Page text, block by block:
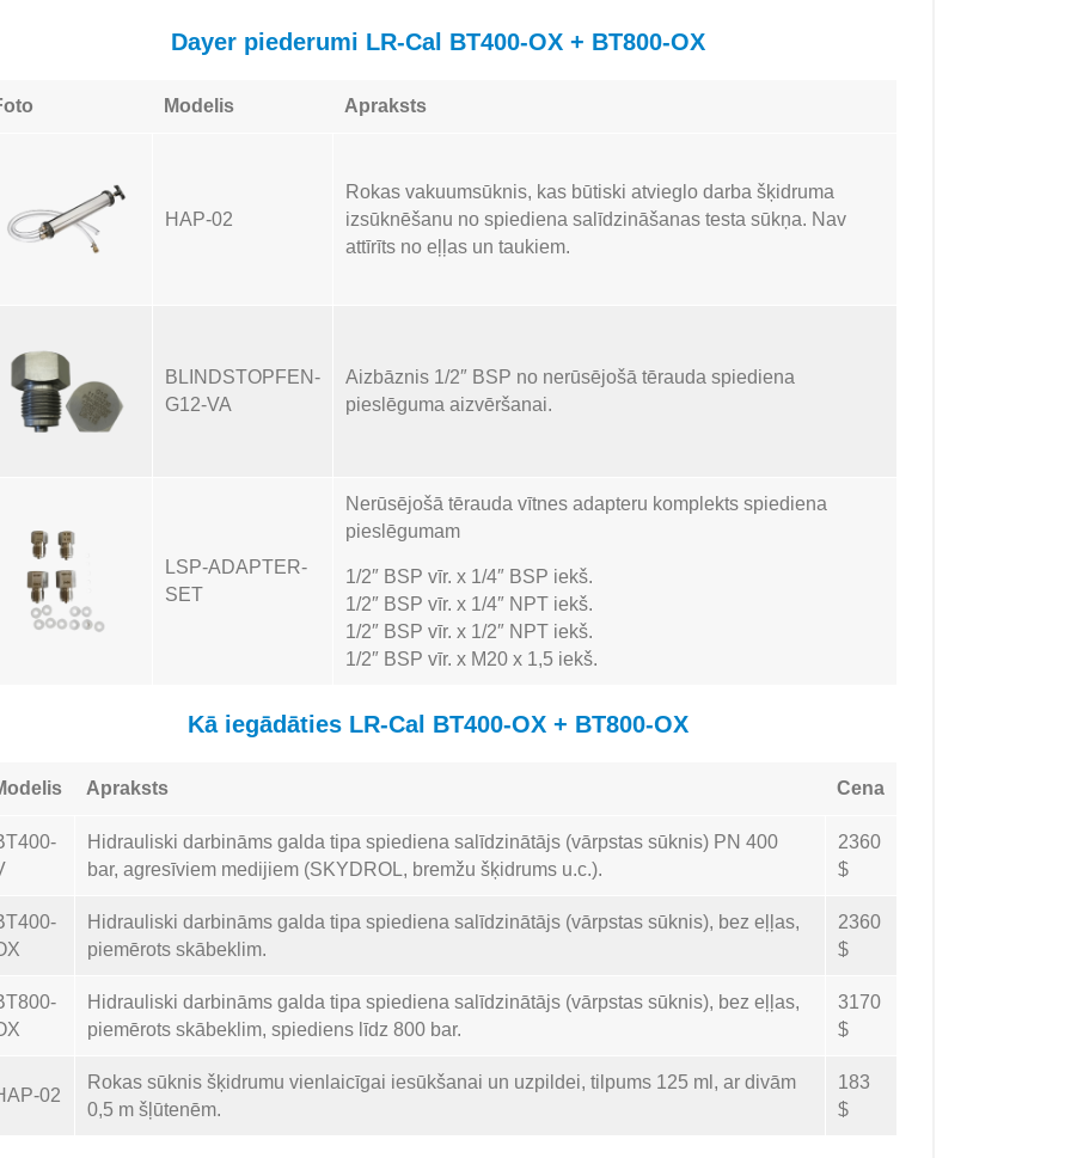
Dayer piederumi LR-Cal BT400-OX + BT800-OX
Modelis Apraksts
HAP-02
Rokas vakuumsūknis, kas būtiski atvieglo darba šķidruma
izsūknēšanu no spiediena salīdzināšanas testa sūkņa. Nav
attīrīts no eļļas un taukiem.
BLINDSTOPFEN-
G12-VA
Aizbāznis 1/2″ BSP no nerūsējošā tērauda spiediena
pieslēguma aizvēršanai.
LSP-ADAPTER-
SET
Nerūsējošā tērauda vītnes adapteru komplekts spiediena
pieslēgumam
1/2″ BSP vīr. x 1/4″ BSP iekš.
1/2″ BSP vīr. x 1/4″ NPT iekš.
1/2″ BSP vīr. x 1/2″ NPT iekš.
1/2″ BSP vīr. x M20 x 1,5 iekš.
Kā iegādāties LR-Cal BT400-OX + BT800-OX
Apraksts Cena
Hidrauliski darbināms galda tipa spiediena salīdzinātājs (vārpstas sūknis) PN 400
bar, agresīviem medijiem (SKYDROL, bremžu šķidrums u.c.).
2360
$
Hidrauliski darbināms galda tipa spiediena salīdzinātājs (vārpstas sūknis), bez eļļas,
piemērots skābeklim.
2360
$
Hidrauliski darbināms galda tipa spiediena salīdzinātājs (vārpstas sūknis), bez eļļas,
piemērots skābeklim, spiediens līdz 800 bar.
3170
$
02
Rokas sūknis šķidrumu vienlaicīgai iesūkšanai un uzpildei, tilpums 125 ml, ar divām
0,5 m šļūtenēm.
183
$